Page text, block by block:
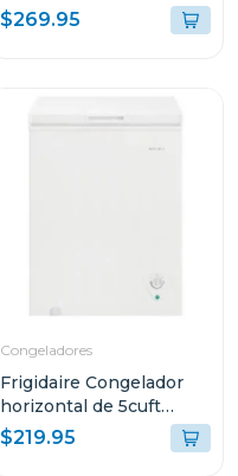
$269.95
Congeladores
Frigidaire Congelador
horizontal de 5cuft
ffcs0522
$219.95